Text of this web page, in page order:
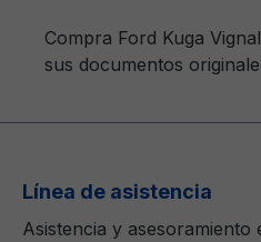
Compra Ford Kuga
sus documentos
Línea de asistencia
Asistencia y asesoramiento